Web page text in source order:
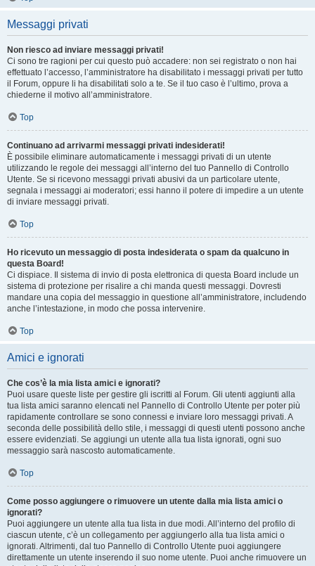
Messaggi privati
Non riesco ad inviare messaggi privati!
Ci sono tre ragioni per cui questo può accadere: non sei registrato o non hai
effettuato l’accesso, l’amministratore ha disabilitato i messaggi privati per tutto
il Forum, oppure li ha disabilitati solo a te. Se il tuo caso è l’ultimo, prova a
chiederne il motivo all’amministratore.
Top
Continuano ad arrivarmi messaggi privati indesiderati!
È possibile eliminare automaticamente i messaggi privati ​​di un utente
utilizzando le regole dei messaggi all’interno del tuo Pannello di Controllo
Utente. Se si ricevono messaggi privati ​​abusivi da un particolare utente,
segnala i messaggi ai moderatori; essi hanno il potere di impedire a un utente
di inviare messaggi privati​​.
Top
Ho ricevuto un messaggio di posta indesiderata o spam da qualcuno in
questa Board!
Ci dispiace. Il sistema di invio di posta elettronica di questa Board include un
sistema di protezione per risalire a chi manda questi messaggi. Dovresti
mandare una copia del messaggio in questione all’amministratore, includendo
anche l’intestazione, in modo che possa intervenire.
Top
Amici e ignorati
Che cos’è la mia lista amici e ignorati?
Puoi usare queste liste per gestire gli iscritti al Forum. Gli utenti aggiunti alla
tua lista amici saranno elencati nel Pannello di Controllo Utente per poter più
rapidamente controllare se sono connessi e inviare loro messaggi privati. A
seconda delle possibilità dello stile, i messaggi di questi utenti possono anche
essere evidenziati. Se aggiungi un utente alla tua lista ignorati, ogni suo
messaggio sarà nascosto automaticamente.
Top
Come posso aggiungere o rimuovere un utente dalla mia lista amici o
ignorati?
Puoi aggiungere un utente alla tua lista in due modi. All’interno del profilo di
ciascun utente, c’è un collegamento per aggiungerlo alla tua lista amici o
ignorati. Altrimenti, dal tuo Pannello di Controllo Utente puoi aggiungere
direttamente un utente inserendo il suo nome utente. Puoi anche rimuovere un